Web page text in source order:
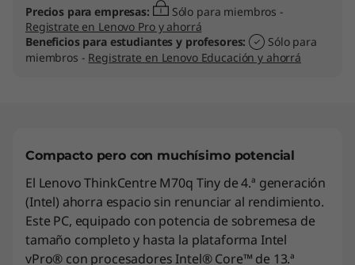
Precios para empresas:
Sólo para miembros -
Registrate en Lenovo Pro y ahorrá
Beneficios para estudiantes y profesores:
Sólo para
miembros - Registrate en Lenovo Educación y ahorrá
Compacto pero con muchísimo potencial
El Lenovo ThinkCentre M70q Tiny de 4.ª generación
(Intel) ahorra espacio sin renunciar al rendimiento.
Este PC, equipado con potencia de sobremesa de
tamaño completo y hasta la plataforma Intel
vPro® con procesadores Intel® Core™ de 13.ª